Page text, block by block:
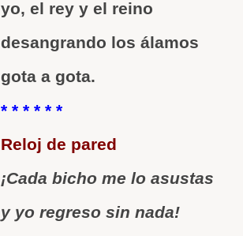
yo, el rey y el reino
desangrando los álamos
gota a gota.
* * * * * *
Reloj de pared
¡Cada bicho me lo asustas
y yo regreso sin nada!